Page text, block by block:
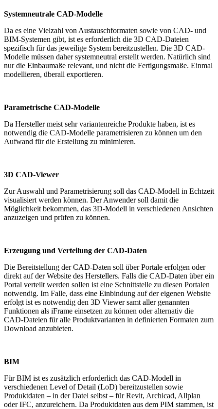
Systemneutrale CAD-Modelle
Da es eine Vielzahl von Austauschformaten sowie von CAD- und
BIM-Systemen gibt, ist es erforderlich die 3D CAD-Dateien
spezifisch für das jeweilige System bereitzustellen. Die 3D CAD-
Modelle müssen daher systemneutral erstellt werden. Natürlich sind
nur die Einbaumaße relevant, und nicht die Fertigungsmaße. Einmal
modellieren, überall exportieren.
Parametrische CAD-Modelle
Da Hersteller meist sehr variantenreiche Produkte haben, ist es
notwendig die CAD-Modelle parametrisieren zu können um den
Aufwand für die Erstellung zu minimieren.
3D CAD-Viewer
Zur Auswahl und Parametrisierung soll das CAD-Modell in Echtzeit
visualisiert werden können. Der Anwender soll damit die
Möglichkeit bekommen, das 3D-Modell in verschiedenen Ansichten
anzuzeigen und prüfen zu können.
Erzeugung und Verteilung der CAD-Daten
Die Bereitstellung der CAD-Daten soll über Portale erfolgen oder
direkt auf der Website des Herstellers. Falls die CAD-Daten über ein
Portal verteilt werden sollen ist eine Schnittstelle zu diesen Portalen
notwendig. Im Falle, dass eine Einbindung auf der eigenen Website
erfolgt ist es notwendig den 3D Viewer samt aller genannten
Funktionen als iFrame einsetzen zu können oder alternativ die
CAD-Dateien für alle Produktvarianten in definierten Formaten zum
Download anzubieten.
BIM
Für BIM ist es zusätzlich erforderlich das CAD-Modell in
verschiedenen Level of Detail (LoD) bereitzustellen sowie
Produktdaten – in der Datei selbst – für Revit, Archicad, Allplan
oder IFC, anzureichern. Da Produktdaten aus dem PIM stammen, ist